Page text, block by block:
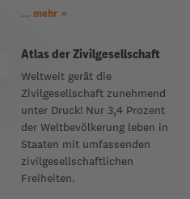
... mehr
Atlas der Zivilgesellschaft
Weltweit gerät die
Zivilgesellschaft zunehmend
unter Druck! Nur 3,4 Prozent
der Weltbevölkerung leben in
Staaten mit umfassenden
zivilgesellschaftlichen
Freiheiten.